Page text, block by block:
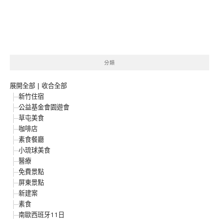
分類
展開全部 | 收合全部
新竹住宿
公益基金會園遊會
草屯美食
咖啡店
素食餐廳
小琉球美食
醫療
免費景點
屏東景點
新建案
素食
南歐西班牙11日